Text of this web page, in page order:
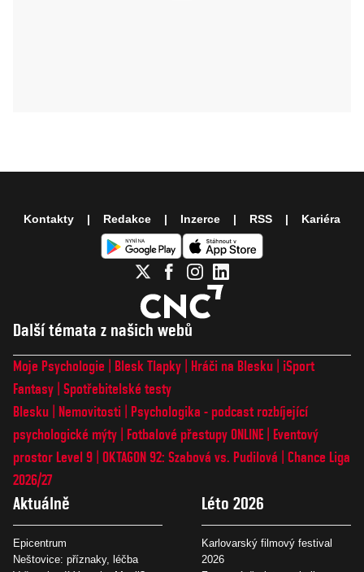
Další témata z našich webů
Moje Psychologie Blesk Tlapky Hráči na Blesku
iSport
Fantasy Spotřebitelské testy
Blesku
Nemovitosti
Psychologika - podcast rozbíjející
psychologické mýty
Fotbalové přestupy ONLINE
Eventový
prostor Level 9 OKTAGON 92: Szabová vs. Pudilová
Chance Liga
2026/27
Aktuálně
Epicentrum
Neštovice: příznaky, léčba
Léto 2026
Karlovarský filmový festival
2026
Kontakty Redakce Inzerce RSS Kariéra